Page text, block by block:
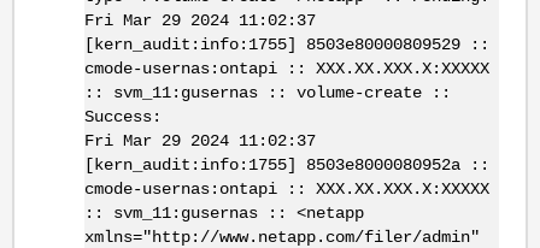
Fri Mar 29 2024 11:02:37
[kern_audit:info:1755] 8503e80000809529 ::
cmode-usernas:ontapi :: XXX.XX.XXX.X:XXXXX
:: svm_11:gusernas :: volume-create ::
Success:
Fri Mar 29 2024 11:02:37
[kern_audit:info:1755] 8503e8000080952a ::
cmode-usernas:ontapi :: XXX.XX.XXX.X:XXXXX
:: svm_11:gusernas :: <netapp
xmlns="http://www.netapp.com/filer/admin"